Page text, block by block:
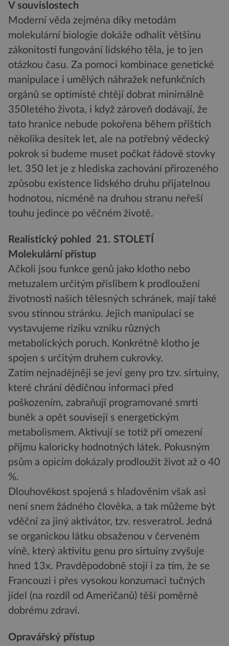
V souvislostech
Moderní věda zejména díky metodám
molekulární biologie dokáže odhalit většinu
zákonitostí fungování lidského těla, je to jen
otázkou času. Za pomoci kombinace genetické
manipulace i umělých náhražek nefunkčních
orgánů se optimisté chtějí dobrat minimálně
350letého života, i když zároveň dodávají, že
tato hranice nebude pokořena během příštích
několika desítek let, ale na potřebný vědecký
pokrok si budeme muset počkat řádově stovky
let. 350 let je z hlediska zachování přirozeného
způsobu existence lidského druhu přijatelnou
hodnotou, nicméně na druhou stranu neřeší
touhu jedince po věčném životě.
Realistický pohled 21. STOLETÍ
Molekulární přístup
Ačkoli jsou funkce genů jako klotho nebo
metuzalem určitým příslibem k prodloužení
životnosti našich tělesných schránek, mají také
svou stinnou stránku. Jejich manipulací se
vystavujeme riziku vzniku různých
metabolických poruch. Konkrétně klotho je
spojen s určitým druhem cukrovky.
Zatím nejnadějněji se jeví geny pro tzv. sirtuiny,
které chrání dědičnou informaci před
poškozením, zabraňují programované smrti
buněk a opět souvisejí s energetickým
metabolismem. Aktivují se totiž při omezení
příjmu kaloricky hodnotných látek. Pokusným
psům a opicím dokázaly prodloužit život až o 40
%.
Dlouhověkost spojená s hladověním však asi
není snem žádného člověka, a tak můžeme být
vděční za jiný aktivátor, tzv. resveratrol. Jedná
se organickou látku obsaženou v červeném
víně, který aktivitu genu pro sirtuiny zvyšuje
hned 13x. Pravděpodobně stojí i za tím, že se
Francouzi i přes vysokou konzumaci tučných
jídel (na rozdíl od Američanů) těší poměrně
dobrému zdraví.
Opravářský přístup